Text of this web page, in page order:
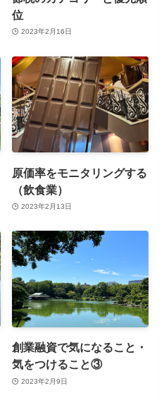
位
2023年2月16日
原価率をモニタリングする
（飲食業）
2023年2月13日
創業融資で気になること・
気をつけること③
2023年2月9日